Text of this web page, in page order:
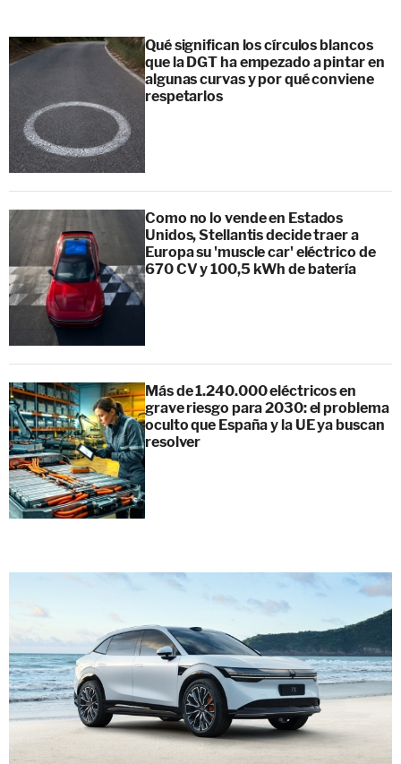
Qué significan los círculos blancos
que la DGT ha empezado a pintar en
algunas curvas y por qué conviene
respetarlos
Como no lo vende en Estados
Unidos, Stellantis decide traer a
Europa su 'muscle car' eléctrico de
670 CV y 100,5 kWh de batería
Más de 1.240.000 eléctricos en
grave riesgo para 2030: el problema
oculto que España y la UE ya buscan
resolver